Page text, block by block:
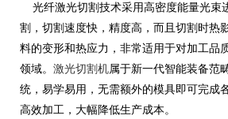
光纤激光切割技术采用高密度能量光束
割，切割速度快，精度高，而且切割时热
料的变形和热应力，非常适用于对加工品
领域。 激光切割机属于新一代智能装备范
统，易学易用，无需额外的模具即可完成
高效加工，大幅降低生产成本。